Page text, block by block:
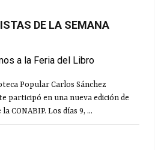
DE LA SEMANA
a la Feria del Libro
Popular Carlos Sánchez
participó en una nueva edición de
CONABIP. Los días 9, ...